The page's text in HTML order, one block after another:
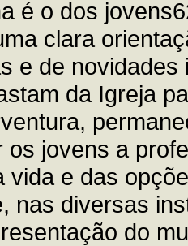
é o dos
clara
e de
da Igreja
os jovens a
vida e das
nas diversas
do